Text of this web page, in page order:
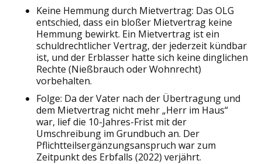
Keine Hemmung durch Mietvertrag: Das OLG
entschied, dass ein bloßer Mietvertrag keine
Hemmung bewirkt. Ein Mietvertrag ist ein
schuldrechtlicher Vertrag, der jederzeit kündbar
ist, und der Erblasser hatte sich keine dinglichen
Rechte (Nießbrauch oder Wohnrecht)
vorbehalten.
Folge: Da der Vater nach der Übertragung und
dem Mietvertrag nicht mehr „Herr im Haus“
war, lief die 10-Jahres-Frist mit der
Umschreibung im Grundbuch an. Der
Pflichtteilsergänzungsanspruch war zum
Zeitpunkt des Erbfalls (2022) verjährt.